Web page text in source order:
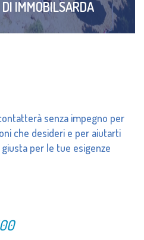
IMMOBILSARDA
senza impegno per
che desideri e per aiutarti
per le tue esigenze